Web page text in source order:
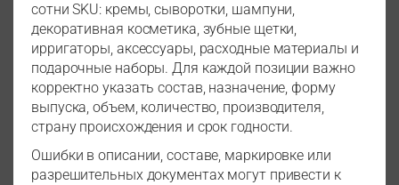
сотни SKU: кремы, сыворотки, шампуни,
декоративная косметика, зубные щетки,
ирригаторы, аксессуары, расходные материалы и
подарочные наборы. Для каждой позиции важно
корректно указать состав, назначение, форму
выпуска, объем, количество, производителя,
страну происхождения и срок годности.
Ошибки в описании, составе, маркировке или
разрешительных документах могут привести к